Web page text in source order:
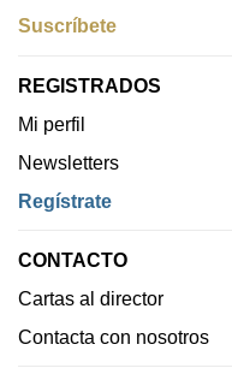
Suscríbete
REGISTRADOS
Mi perfil
Newsletters
Regístrate
CONTACTO
Cartas al director
Contacta con nosotros